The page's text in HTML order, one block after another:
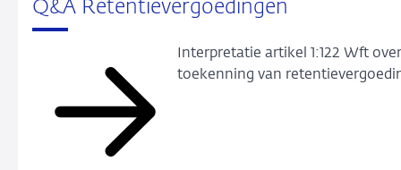
Q&A Retentievergoedingen
Interpretatie artikel 1:122 Wft
toekenning van